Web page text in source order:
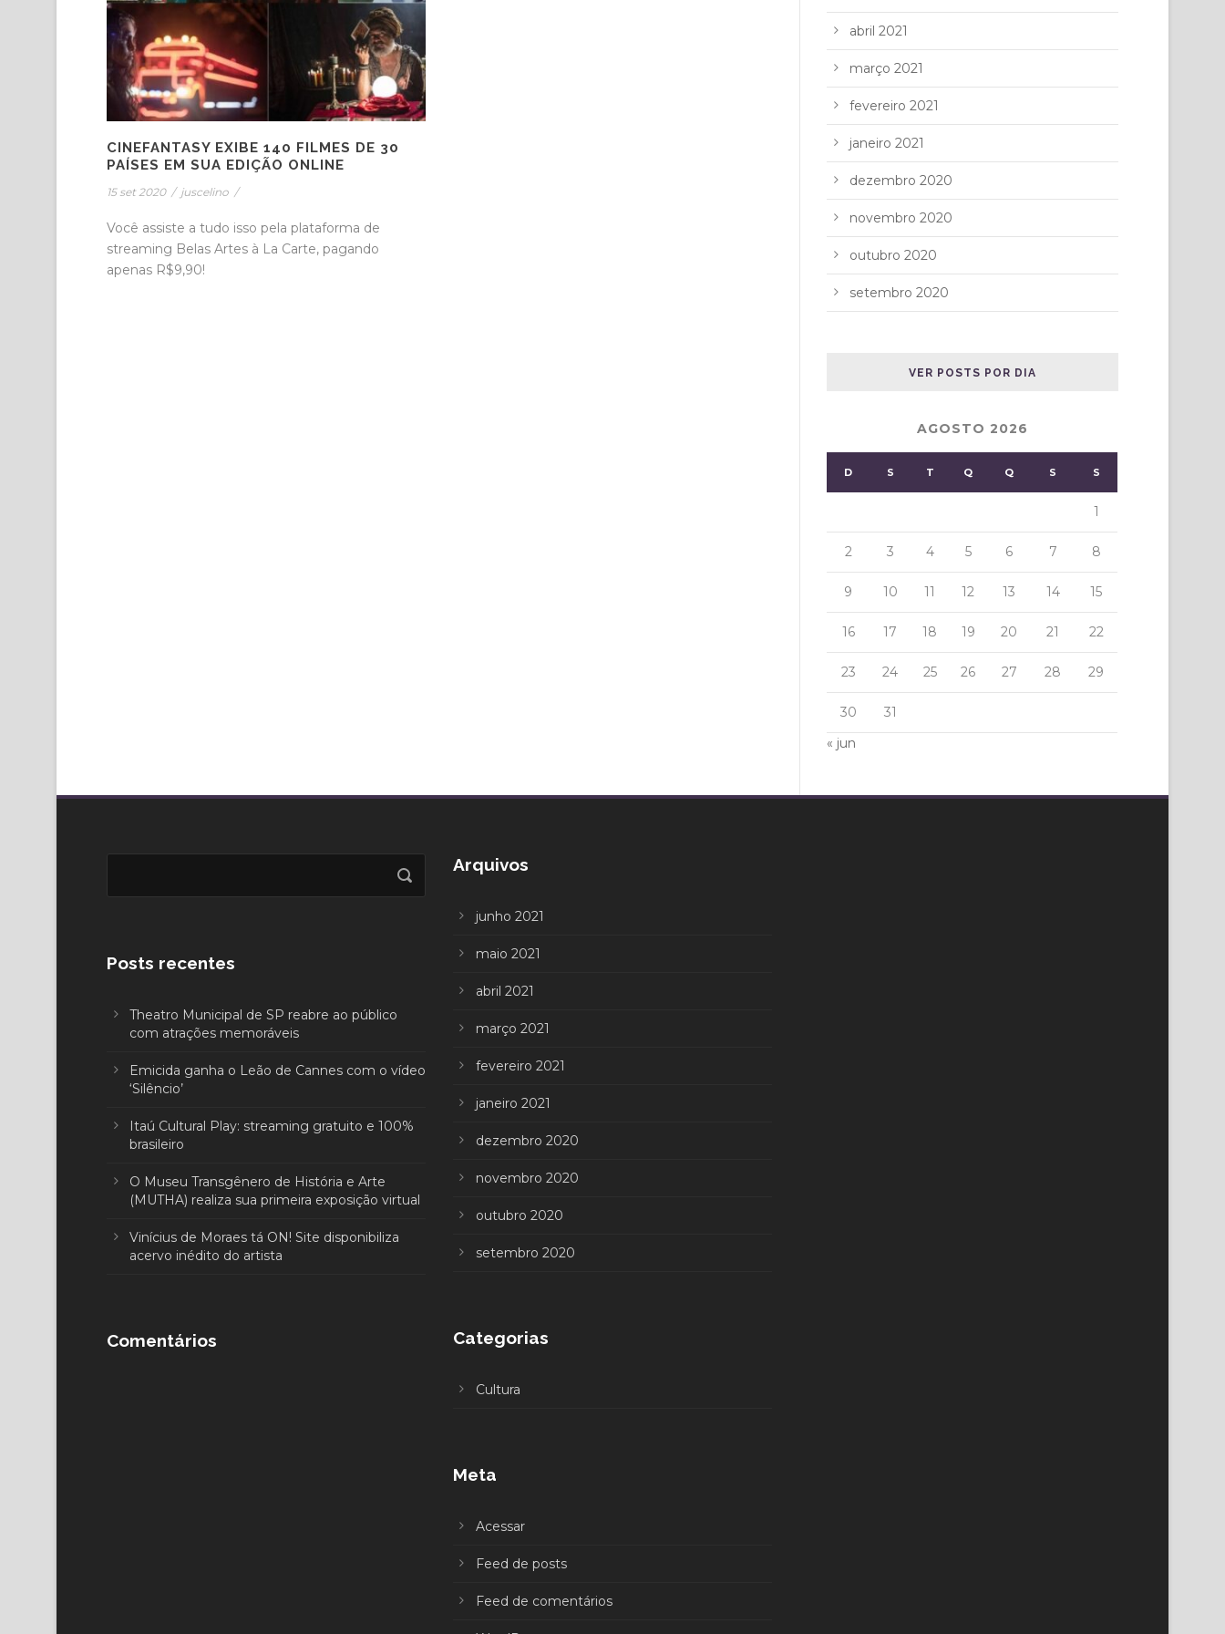
CINEFANTASY EXIBE 140 FILMES DE 30
PAÍSES EM SUA EDIÇÃO ONLINE
15 set 2020 / juscelino /
Você assiste a tudo isso pela plataforma de
streaming Belas Artes à La Carte, pagando
apenas R$9,90!
abril 2021
março 2021
fevereiro 2021
janeiro 2021
dezembro 2020
novembro 2020
outubro 2020
setembro 2020
VER POSTS POR DIA
AGOSTO 2026
D S T Q Q S S
1
2 3 4 5 6 7 8
9 10 11 12 13 14 15
16 17 18 19 20 21 22
23 24 25 26 27 28 29
30
31
« jun
Posts recentes
Theatro Municipal de SP reabre ao público
com atrações memoráveis
Emicida ganha o Leão de Cannes com o vídeo
‘Silêncio’
Itaú Cultural Play: streaming gratuito e 100%
brasileiro
O Museu Transgênero de História e Arte
(MUTHA) realiza sua primeira exposição virtual
Vinícius de Moraes tá ON! Site disponibiliza
acervo inédito do artista
Comentários
Arquivos
junho 2021
maio 2021
abril 2021
março 2021
fevereiro 2021
janeiro 2021
dezembro 2020
novembro 2020
outubro 2020
setembro 2020
Categorias
Cultura
Meta
Acessar
Feed de posts
Feed de comentários